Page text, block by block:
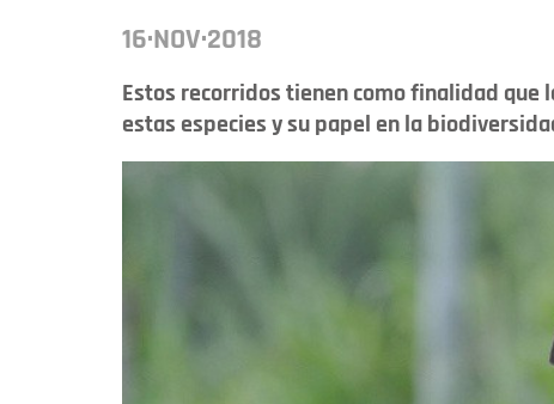
16·NOV·2018
Estos recorridos tienen como finalidad que
estas especies y su papel en la